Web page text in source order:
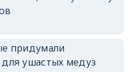
придумали
ушастых медуз